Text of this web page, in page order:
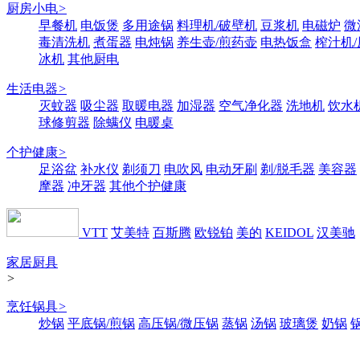
厨房小电>
早餐机 电饭煲 多用途锅 料理机/破壁机 豆浆机 电磁炉 微
毒清洗机 煮蛋器 电炖锅 养生壶/煎药壶 电热饭盒 榨汁机/
冰机 其他厨电
生活电器>
灭蚊器 吸尘器 取暖电器 加湿器 空气净化器 洗地机 饮水
球修剪器 除螨仪 电暖桌
个护健康>
足浴盆 补水仪 剃须刀 电吹风 电动牙刷 剃/脱毛器 美容器
摩器 冲牙器 其他个护健康
VTT 艾美特 百斯腾 欧锐铂 美的 KEIDOL 汉美驰
家居厨具
>
烹饪锅具>
炒锅 平底锅/煎锅 高压锅/微压锅 蒸锅 汤锅 玻璃煲 奶锅